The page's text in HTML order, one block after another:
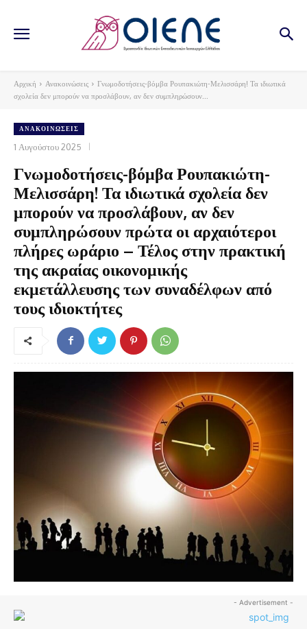
Αρχική Ανακοινώσεις
Γνωμοδοτήσεις-βόμβα Ρουπακιώτη-Μελισσάρη! Τα ιδιωτικά
σχολεία δεν μπορούν να προσλάβουν, αν δεν συμπληρώσουν...
ΑΝΑΚΟΙΝΏΣΕΙΣ
1 Αυγούστου 2025
Γνωμοδοτήσεις-βόμβα Ρουπακιώτη-
Μελισσάρη! Τα ιδιωτικά σχολεία δεν
μπορούν να προσλάβουν, αν δεν
συμπληρώσουν πρώτα οι αρχαιότεροι
πλήρες ωράριο – Τέλος στην πρακτική
της ακραίας οικονομικής
εκμετάλλευσης των συναδέλφων από
τους ιδιοκτήτες
- Advertisement -